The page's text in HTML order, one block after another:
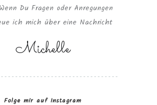
Du Fragen oder Anregungen
ich mich über eine Nachricht
Michelle
Folge mir auf Instagram